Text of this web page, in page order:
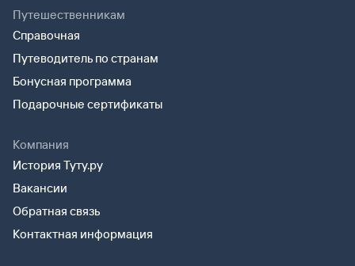
Путешественникам
Справочная
Путеводитель по странам
Бонусная программа
Подарочные сертификаты
Компания
История Туту.ру
Вакансии
Обратная связь
Контактная информация